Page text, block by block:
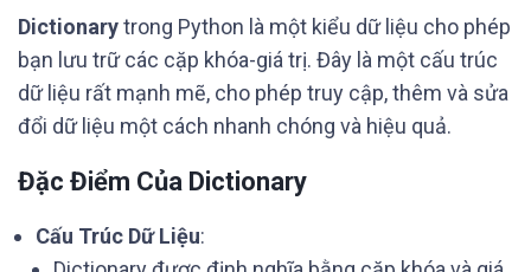
Dictionarytrong Python là một kiểu dữ liệu cho phép
bạn lưu trữ các cặp khóa-giá trị. Đây là một cấu trúc
dữ liệu rất mạnh mẽ, cho phép truy cập, thêm và sửa
đổi dữ liệu một cách nhanh chóng và hiệu quả.
Đặc Điểm Của Dictionary
Cấu Trúc Dữ Liệu: